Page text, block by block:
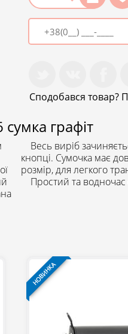
Сподобався товар?
сумка графіт
Весь виріб
кнопці. Сумочка має
розмір, для легкого
Простий та водночас
НОВИНКА